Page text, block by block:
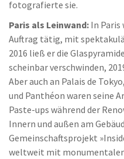
fotografierte sie.
Paris als Leinwand: In Paris
Auftrag tätig, mit
2016 ließ er die
scheinbar verschwinden,
Aber auch an Palais de
und Panthéon waren seine
Paste-ups während der
Innern und außen am
Gemeinschaftsprojekt
weltweit mit